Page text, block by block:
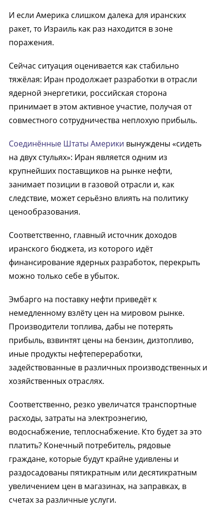
И если Америка слишком далека для иранских
ракет, то Израиль как раз находится в зоне
поражения.
Сейчас ситуация оценивается как стабильно
тяжёлая: Иран продолжает разработки в отрасли
ядерной энергетики, российская сторона
принимает в этом активное участие, получая от
совместного сотрудничества неплохую прибыль.
Соединённые Штаты Америки вынуждены «сидеть
на двух стульях»: Иран является одним из
крупнейших поставщиков на рынке нефти,
занимает позиции в газовой отрасли и, как
следствие, может серьёзно влиять на политику
ценообразования.
Соответственно, главный источник доходов
иранского бюджета, из которого идёт
финансирование ядерных разработок, перекрыть
можно только себе в убыток.
Эмбарго на поставку нефти приведёт к
немедленному взлёту цен на мировом рынке.
Производители топлива, дабы не потерять
прибыль, взвинтят цены на бензин, дизтопливо,
иные продукты нефтепереработки,
задействованные в различных производственных и
хозяйственных отраслях.
Соответственно, резко увеличатся транспортные
расходы, затраты на электроэнегию,
водоснабжение, теплоснабжение. Кто будет за это
платить? Конечный потребитель, рядовые
граждане, которые будут крайне удивлены и
раздосадованы пятикратным или десятикратным
увеличением цен в магазинах, на заправках, в
счетах за различные услуги.